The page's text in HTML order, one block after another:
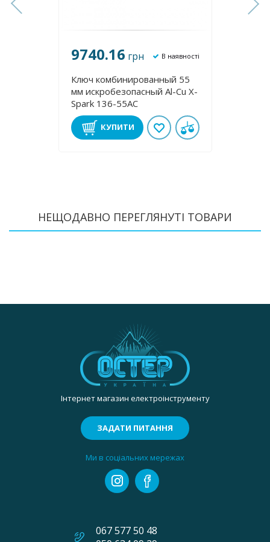
9740.16 грн В наявності
Ключ комбинированный 55
мм искробезопасный Al-Cu X-
Spark 136-55AC
КУПИТИ
НЕЩОДАВНО ПЕРЕГЛЯНУТІ ТОВАРИ
Інтернет магазин електроінструменту
ЗАДАТИ ПИТАННЯ
Ми в соціальних мережах
067 577 50 48